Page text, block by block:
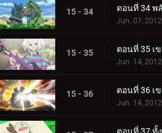
15 - 34
Jun. 07, 2012
15 - 35 ตอนที่ 35 เ
Jun. 14, 2012
15 - 36 ตอนที่ 36 เ
Jun. 14, 2012